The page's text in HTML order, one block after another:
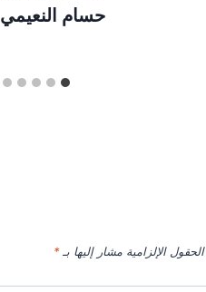
حسام النعيمي
الحقول الإلزامية مشار إليها بـ*